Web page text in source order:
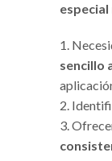
sencillo